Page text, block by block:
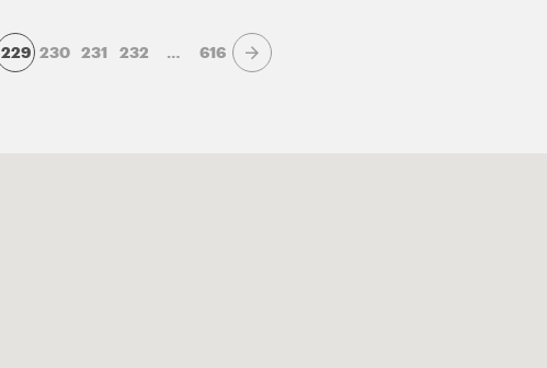
229 230 231 232 … 616 Page suivante